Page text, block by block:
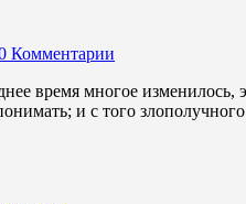
Комментарии
и с того